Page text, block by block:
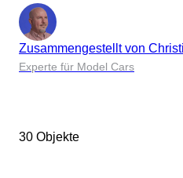
Zusammengestellt von
Experte für Model Cars
30 Objekte